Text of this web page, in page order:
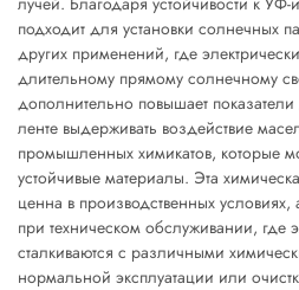
подходит для установки солнечных
других применений, где
длительному прямому солнечному
дополнительно повышает
ленте выдерживать воздействие
промышленных химикатов, которые
устойчивые материалы. Эта
ценна в производственных
при техническом обслуживании, где
сталкиваются с различными
нормальной эксплуатации или